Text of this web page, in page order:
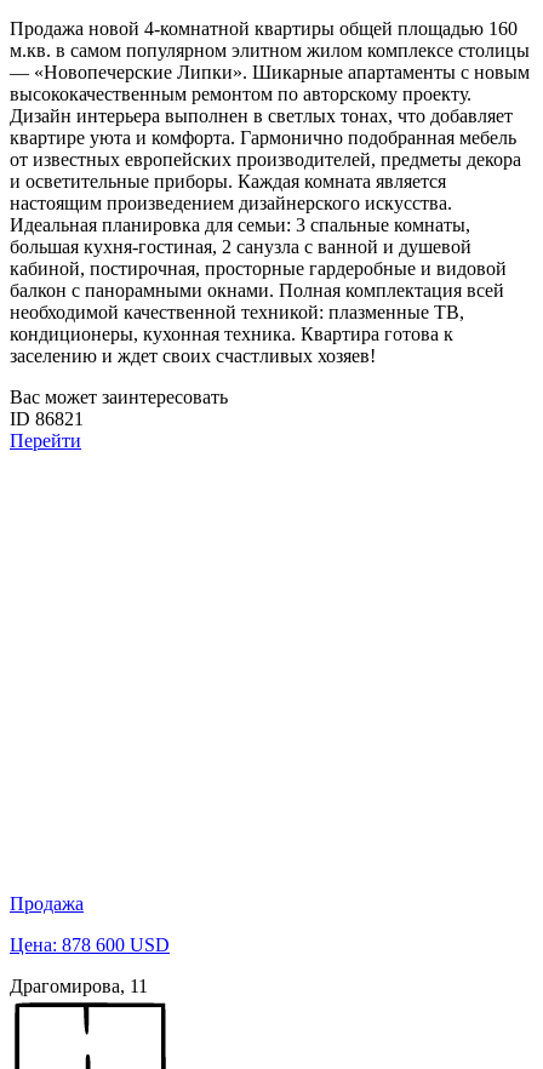
Продажа новой 4-комнатной квартиры общей площадью 160
м.кв. в самом популярном элитном жилом комплексе столицы
— «Новопечерские Липки». Шикарные апартаменты с новым
высококачественным ремонтом по авторскому проекту.
Дизайн интерьера выполнен в светлых тонах, что добавляет
квартире уюта и комфорта. Гармонично подобранная мебель
от известных европейских производителей, предметы декора
и осветительные приборы. Каждая комната является
настоящим произведением дизайнерского искусства.
Идеальная планировка для семьи: 3 спальные комнаты,
большая кухня-гостиная, 2 санузла с ванной и душевой
кабиной, постирочная, просторные гардеробные и видовой
балкон с панорамными окнами. Полная комплектация всей
необходимой качественной техникой: плазменные ТВ,
кондиционеры, кухонная техника. Квартира готова к
заселению и ждет своих счастливых хозяев!
Вас может заинтересовать
ID 86821
Перейти
Продажа
Цена: 878 600 USD
Драгомирова, 11